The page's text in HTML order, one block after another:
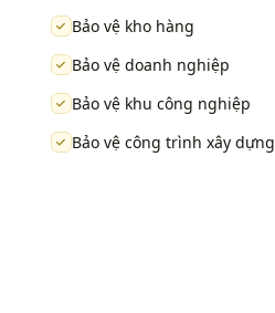
Bảo vệ kho hàng
Bảo vệ doanh nghiệp
Bảo vệ khu công nghiệp
Bảo vệ công trình xây dựng